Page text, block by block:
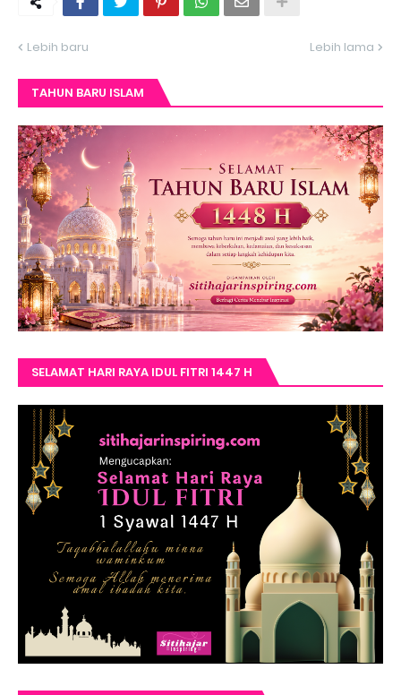
Lebih baru Lebih lama
TAHUN BARU ISLAM
SELAMAT HARI RAYA IDUL FITRI 1447 H